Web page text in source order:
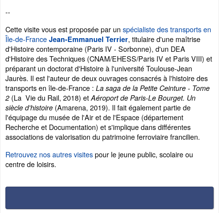
--
Cette visite vous est proposée par un spécialiste des transports en
Île-de-France Jean-Emmanuel Terrier, titulaire d'une maîtrise
d'Histoire contemporaine (Paris IV - Sorbonne), d'un DEA
d'Histoire des Techniques (CNAM/EHESS/Paris IV et Paris VIII) et
préparant un doctorat d'Histoire à l'université Toulouse-Jean
Jaurès. Il est l'auteur de deux ouvrages consacrés à l'histoire des
transports en île-de-France : La saga de la Petite Ceinture - Tome
2(La Vie du Rail, 2018) etAéroport de Paris-Le Bourget. Un
siècle d'histoire (Amarena, 2019). Il fait également partie de
l'équipage du musée de l'Air et de l'Espace (département
Recherche et Documentation) et s'implique dans différentes
associations de valorisation du patrimoine ferroviaire francilien.
Retrouvez nos autres visitespour le jeune public, scolaire ou
centre de loisirs.